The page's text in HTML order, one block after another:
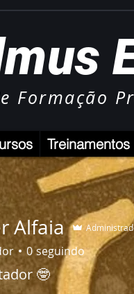
Formação
Treinamentos
Alfaia
0 seguindo
🤓